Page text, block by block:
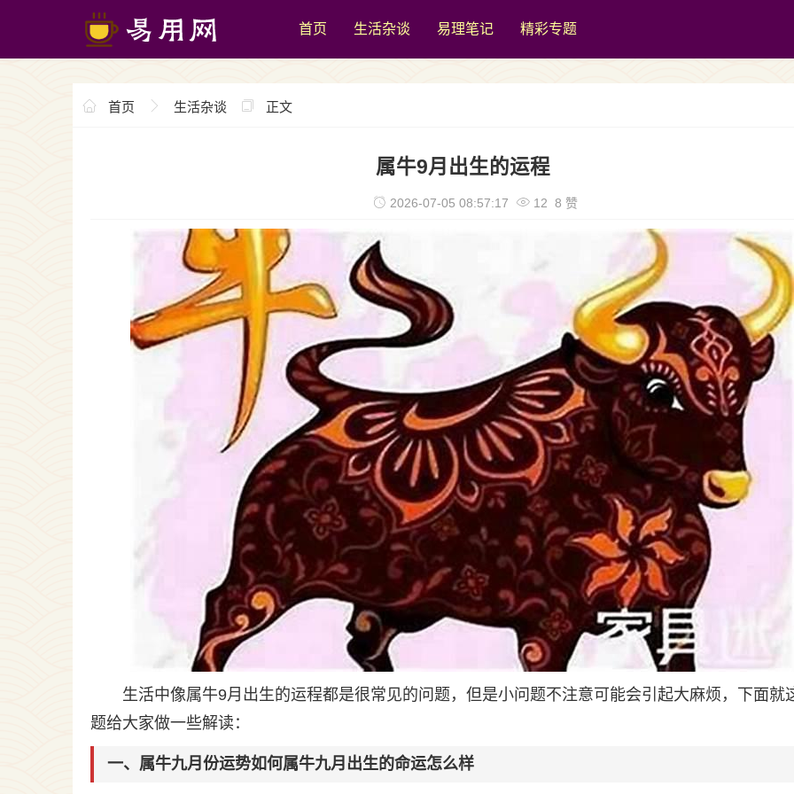
首页 生活杂谈 易理笔记 精彩专题
首页 生活杂谈 正文
属牛9月出生的运程
2026-07-05 08:57:17 12 8 赞
生活中像属牛9月出生的运程都是很常见的问题，但是小问题不注意可能会引起大麻烦，下面就
题给大家做一些解读：
一、属牛九月份运势如何属牛九月出生的命运怎么样